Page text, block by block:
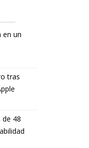
en un
tras
de 48